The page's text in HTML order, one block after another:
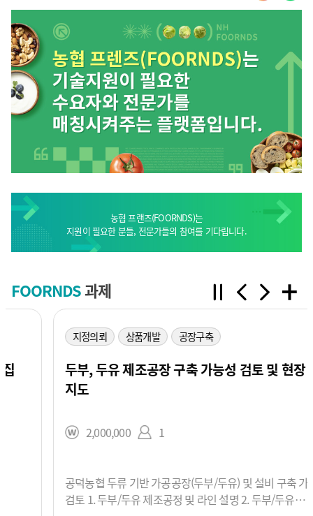
농협 프랜즈(FOORNDS)는
지원이 필요한 분들, 전문가들의 참여를 기다립니다.
FOORNDS과제
상품개발 공장구축
두부, 두유 제조공장 구축 가능성 검토 및 현장
2,000,000 1
공덕농협 두류 기반 가공공장(두부/두유) 및 설비 구축 가능성
검토 1. 두부/두유 제조공정 및 라인 설명 2. 두부/두유